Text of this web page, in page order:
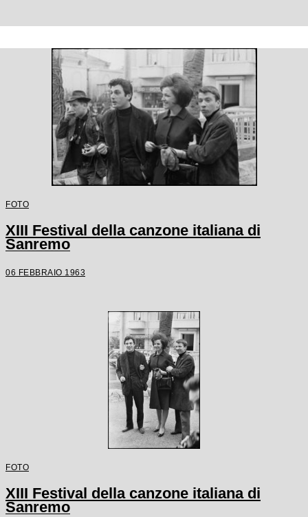
FOTO
XIII Festival della canzone italiana di
Sanremo
06 FEBBRAIO 1963
FOTO
XIII Festival della canzone italiana di
Sanremo